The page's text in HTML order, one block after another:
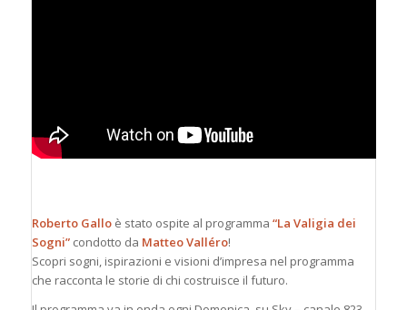
Roberto Gallo è stato ospite al programma “La Valigia dei
Sogni”condotto da Matteo Valléro!
Scopri sogni, ispirazioni e visioni d’impresa nel programma
che racconta le storie di chi costruisce il futuro.